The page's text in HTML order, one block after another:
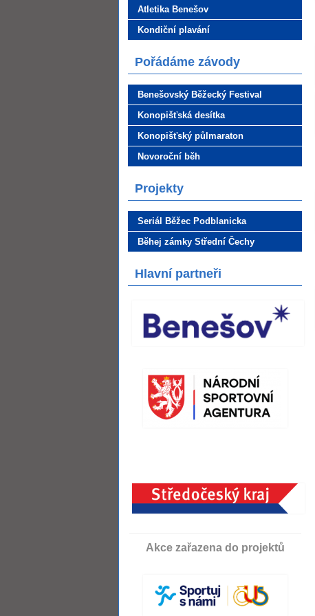
Atletika Benešov
Kondiční plavání
Pořádáme závody
Benešovský Běžecký Festival
Konopišťská desítka
Konopišťský půlmaraton
Novoroční běh
Projekty
Seriál Běžec Podblanicka
Běhej zámky Střední Čechy
Hlavní partneři
Akce zařazena do projektů